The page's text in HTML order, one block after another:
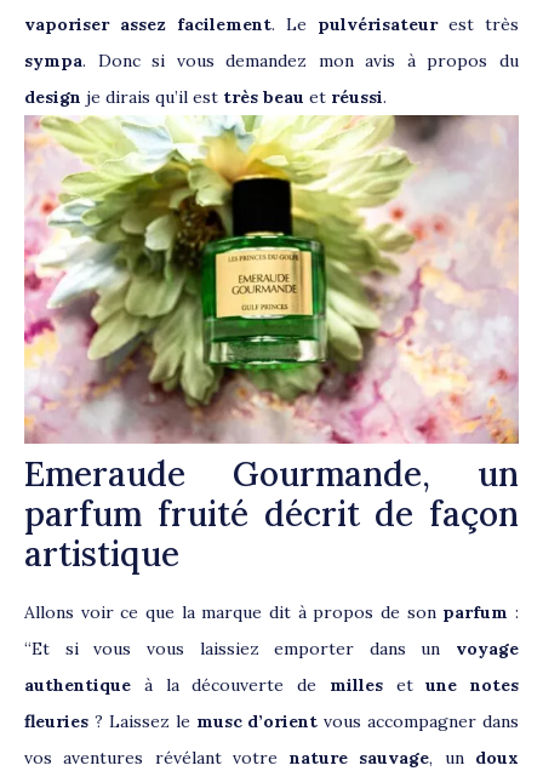
vaporiser assez facilement. Le pulvérisateur est très
sympa. Donc si vous demandez mon avis à propos du
design je dirais qu’il est très beau et réussi.
Emeraude Gourmande, un
parfum fruité décrit de façon
artistique
Allons voir ce que la marque dit à propos de son parfum:
“Et si vous vous laissiez emporter dans un voyage
authentique à la découverte de milles etune notes
fleuries ? Laissez le musc d’orientvous accompagner dans
vos aventures révélant votre nature sauvage, un doux